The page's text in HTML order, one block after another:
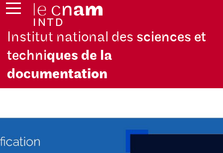
Institut national des sciences et
techniques de la
documentation